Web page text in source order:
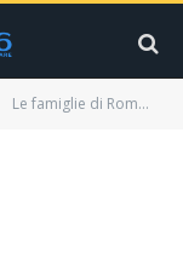
Le famiglie di Roma alla scoperta del gender (e le sorprese non finiscono mai)